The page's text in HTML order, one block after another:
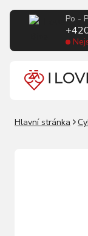
Po -
Hlavní stránka